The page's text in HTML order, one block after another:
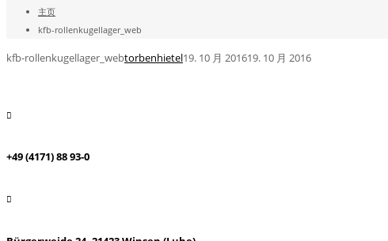
主页
kfb-rollenkugellager_web
kfb-rollenkugellager_webtorbenhietel19. 10 月 201619. 10 月 2016
+49 (4171) 88 93-0